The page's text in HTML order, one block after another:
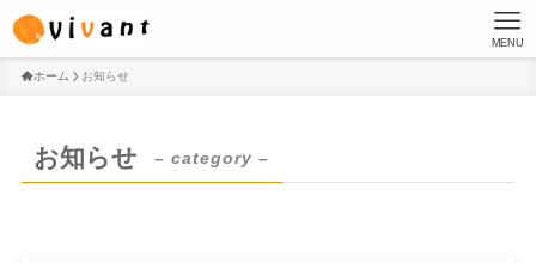
MENU
ホーム お知らせ
お知らせ – category –